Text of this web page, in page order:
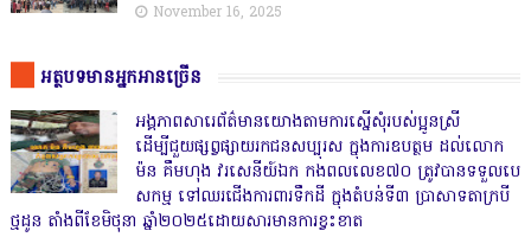
November 16, 2025
អត្ថបទមានអ្នកអានច្រើន
អង្គភាពសារេព័ត៌មានយោងតាមការស្នើសុំរបស់ប្អូនស្រី
ដើម្បីជួយផ្សព្វផ្សាយរកជនសប្បុរស ក្នុងការឧបត្ថម ដល់លោក
ម៉ន គឹមហុង វរសេនីយ៍ឯក កងពលលេខ៧០ ត្រូវបានទទួលបេ
សកម្ម ទៅឈរជើងការពារទឹកដី ក្នុងតំបន់ទី៣ ប្រាសាទតាក្របី
ថ្មដូន តាំងពីខែមិថុនា ឆ្នាំ២០២៥ដោយសារមានការខ្វះខាត